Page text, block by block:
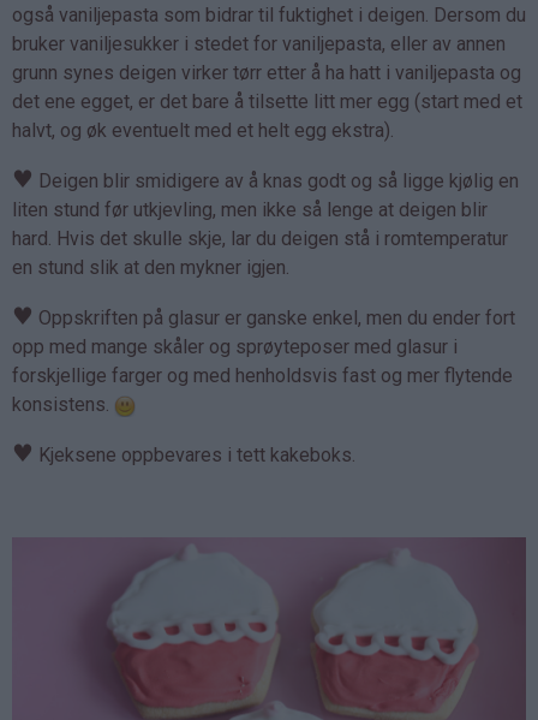
også vaniljepasta som bidrar til fuktighet i deigen. Dersom du
bruker vaniljesukker i stedet for vaniljepasta, eller av annen
grunn synes deigen virker tørr etter å ha hatt i vaniljepasta og
det ene egget, er det bare å tilsette litt mer egg (start med et
halvt, og øk eventuelt med et helt egg ekstra).
♥ Deigen blir smidigere av å knas godt og så ligge kjølig en
liten stund før utkjevling, men ikke så lenge at deigen blir
hard. Hvis det skulle skje, lar du deigen stå i romtemperatur
en stund slik at den mykner igjen.
♥ Oppskriften på glasur er ganske enkel, men du ender fort
opp med mange skåler og sprøyteposer med glasur i
forskjellige farger og med henholdsvis fast og mer flytende
konsistens.
♥ Kjeksene oppbevares i tett kakeboks.